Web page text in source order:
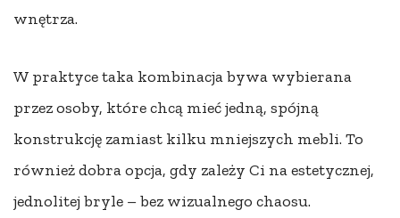
wnętrza.
W praktyce taka kombinacja bywa wybierana
przez osoby, które chcą mieć jedną, spójną
konstrukcję zamiast kilku mniejszych mebli. To
również dobra opcja, gdy zależy Ci na estetycznej,
jednolitej bryle – bez wizualnego chaosu.